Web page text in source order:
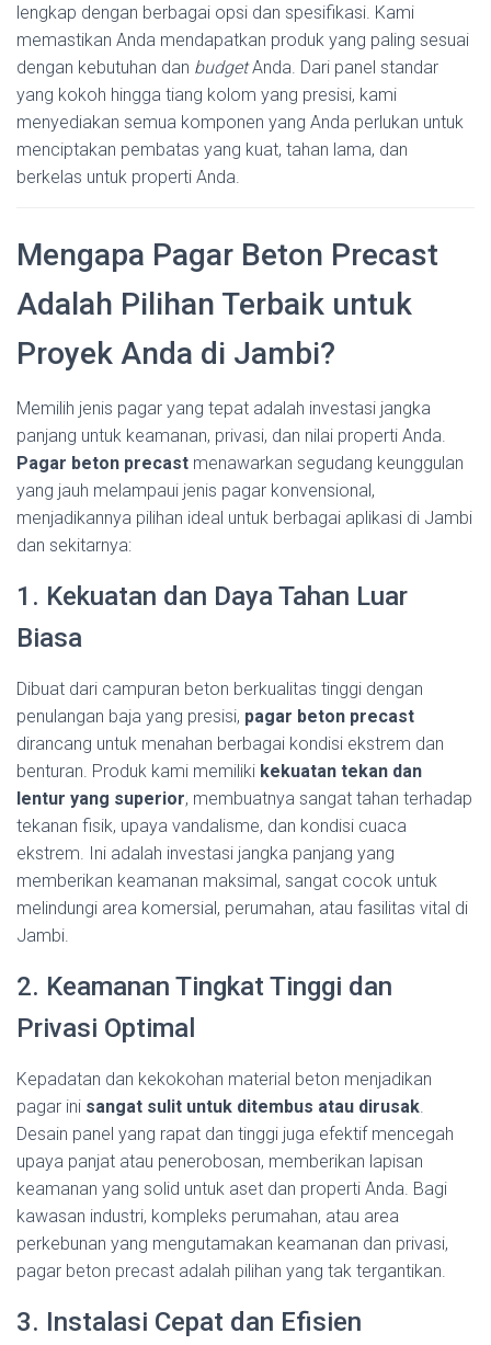
lengkap dengan berbagai opsi dan spesifikasi. Kami
memastikan Anda mendapatkan produk yang paling sesuai
dengan kebutuhan dan budgetAnda. Dari panel standar
yang kokoh hingga tiang kolom yang presisi, kami
menyediakan semua komponen yang Anda perlukan untuk
menciptakan pembatas yang kuat, tahan lama, dan
berkelas untuk properti Anda.
Mengapa Pagar Beton Precast
Adalah Pilihan Terbaik untuk
Proyek Anda di Jambi?
Memilih jenis pagar yang tepat adalah investasi jangka
panjang untuk keamanan, privasi, dan nilai properti Anda.
Pagar beton precast menawarkan segudang keunggulan
yang jauh melampaui jenis pagar konvensional,
menjadikannya pilihan ideal untuk berbagai aplikasi di Jambi
dan sekitarnya:
1. Kekuatan dan Daya Tahan Luar
Biasa
Dibuat dari campuran beton berkualitas tinggi dengan
penulangan baja yang presisi, pagar beton precast
dirancang untuk menahan berbagai kondisi ekstrem dan
benturan. Produk kami memiliki kekuatan tekan dan
lentur yang superior, membuatnya sangat tahan terhadap
tekanan fisik, upaya vandalisme, dan kondisi cuaca
ekstrem. Ini adalah investasi jangka panjang yang
memberikan keamanan maksimal, sangat cocok untuk
melindungi area komersial, perumahan, atau fasilitas vital di
Jambi.
2. Keamanan Tingkat Tinggi dan
Privasi Optimal
Kepadatan dan kekokohan material beton menjadikan
pagar ini sangat sulit untuk ditembus atau dirusak
Desain panel yang rapat dan tinggi juga efektif mencegah
upaya panjat atau penerobosan, memberikan lapisan
keamanan yang solid untuk aset dan properti Anda. Bagi
kawasan industri, kompleks perumahan, atau area
perkebunan yang mengutamakan keamanan dan privasi,
pagar beton precast adalah pilihan yang tak tergantikan.
3. Instalasi Cepat dan Efisien